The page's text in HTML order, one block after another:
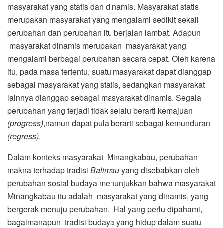
masyarakat yang statis dan dinamis. Masyarakat statis
merupakan masyarakat yang mengalami sedikit sekali
perubahan dan perubahan itu berjalan lambat. Adapun
masyarakat dinamis merupakan masyarakat yang
mengalami berbagai perubahan secara cepat. Oleh karena
itu, pada masa tertentu, suatu masyarakat dapat dianggap
sebagai masyarakat yang statis, sedangkan masyarakat
lainnya dianggap sebagai masyarakat dinamis. Segala
perubahan yang terjadi tidak selalu berarti kemajuan
(progress),namun dapat pula berarti sebagai kemunduran
(regress).
Dalam konteks masyarakat Minangkabau, perubahan
makna terhadap tradisi Balimauyang disebabkan oleh
perubahan sosial budaya menunjukkan bahwa masyarakat
Minangkabau itu adalah masyarakat yang dinamis, yang
bergerak menuju perubahan. Hal yang perlu dipahami,
bagaimanapun tradisi budaya yang hidup dalam suatu